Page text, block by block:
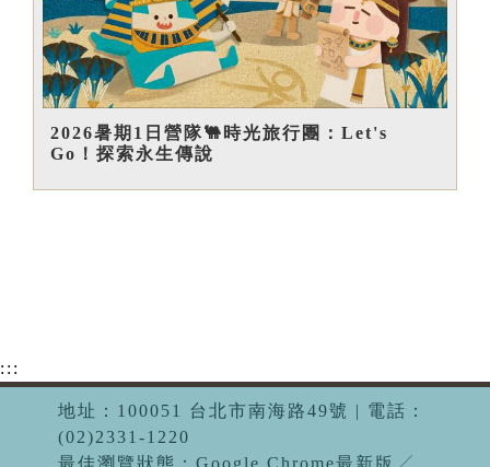
2026暑期1日營隊🐫時光旅行團：Let's
Go！探索永生傳說
:::
地址：100051 台北市南海路49號 | 電話：
(02)2331-1220
最佳瀏覽狀態：Google Chrome最新版╱